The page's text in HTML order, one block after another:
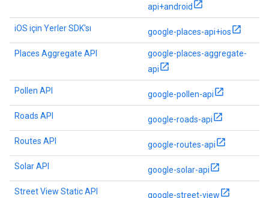
api+android
iOS için Yerler SDK'sı google-places-api+ios
Places Aggregate API
google-places-aggregate-
api
Pollen API google-pollen-api
Roads API google-roads-api
Routes API google-routes-api
Solar API google-solar-api
Street View Static API google-street-view